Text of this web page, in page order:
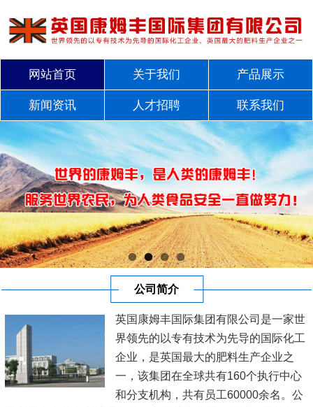
网站首页 关于我们 产品展示
新闻资讯 人才招聘 联系我们
公司简介
英国康姆丰国际集团有限公司是一家世
界领先的以专有技术为先导的国际化工
企业，是英国最大的肥料生产企业之
一，该集团在全球共有160个执行中心
和分支机构，共有员工60000余名。公